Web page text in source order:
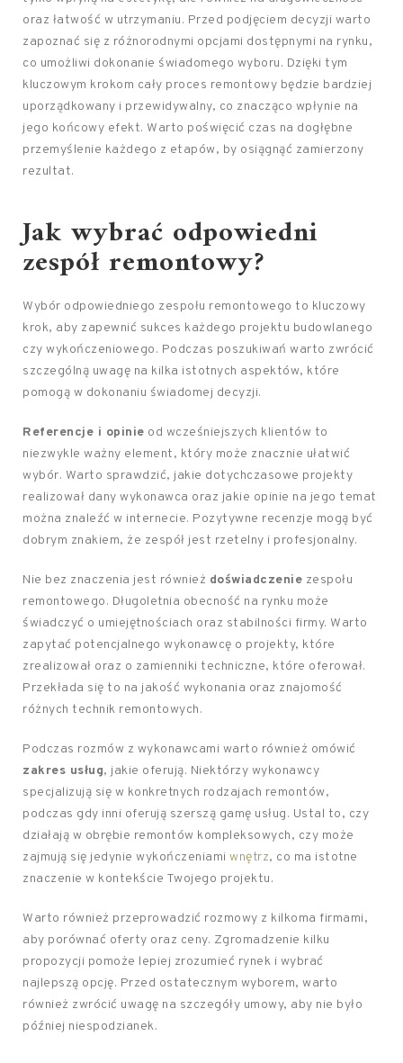
oraz łatwość w utrzymaniu. Przed podjęciem decyzji warto
zapoznać się z różnorodnymi opcjami dostępnymi na rynku,
co umożliwi dokonanie świadomego wyboru. Dzięki tym
kluczowym krokom cały proces remontowy będzie bardziej
uporządkowany i przewidywalny, co znacząco wpłynie na
jego końcowy efekt. Warto poświęcić czas na dogłębne
przemyślenie każdego z etapów, by osiągnąć zamierzony
rezultat.
Jak wybrać odpowiedni
zespół remontowy?
Wybór odpowiedniego zespołu remontowego to kluczowy
krok, aby zapewnić sukces każdego projektu budowlanego
czy wykończeniowego. Podczas poszukiwań warto zwrócić
szczególną uwagę na kilka istotnych aspektów, które
pomogą w dokonaniu świadomej decyzji.
Referencje i opinie od wcześniejszych klientów to
niezwykle ważny element, który może znacznie ułatwić
wybór. Warto sprawdzić, jakie dotychczasowe projekty
realizował dany wykonawca oraz jakie opinie na jego temat
można znaleźć w internecie. Pozytywne recenzje mogą być
dobrym znakiem, że zespół jest rzetelny i profesjonalny.
Nie bez znaczenia jest również doświadczenie zespołu
remontowego. Długoletnia obecność na rynku może
świadczyć o umiejętnościach oraz stabilności firmy. Warto
zapytać potencjalnego wykonawcę o projekty, które
zrealizował oraz o zamienniki techniczne, które oferował.
Przekłada się to na jakość wykonania oraz znajomość
różnych technik remontowych.
Podczas rozmów z wykonawcami warto również omówić
zakres usług, jakie oferują. Niektórzy wykonawcy
specjalizują się w konkretnych rodzajach remontów,
podczas gdy inni oferują szerszą gamę usług. Ustal to, czy
działają w obrębie remontów kompleksowych, czy może
zajmują się jedynie wykończeniami wnętrz, co ma istotne
znaczenie w kontekście Twojego projektu.
Warto również przeprowadzić rozmowy z kilkoma firmami,
aby porównać oferty oraz ceny. Zgromadzenie kilku
propozycji pomoże lepiej zrozumieć rynek i wybrać
najlepszą opcję. Przed ostatecznym wyborem, warto
również zwrócić uwagę na szczegóły umowy, aby nie było
później niespodzianek.